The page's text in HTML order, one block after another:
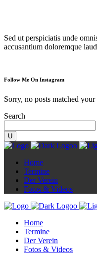
Sed ut perspiciatis unde
accusantium doloremque
Follow Me On Instagram
Sorry, no posts matched your
Search
Home
Termine
Der Verein
Fotos & Videos
Home
Termine
Der Verein
Fotos & Videos